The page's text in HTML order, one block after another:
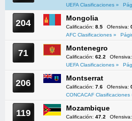
UEFA Clasificaciones »
204 Mongolia
Calificación: 8.5 Ofensiva:
AFC Clasificaciones »
71 Montenegro
Calificación: 62.2 Ofensiva:
UEFA Clasificaciones »
206 Montserrat
Calificación: 7.6 Ofensiva:
CONCACAF Clasificaciones
119 Mozambique
Calificación: 47.2 Ofensiva: